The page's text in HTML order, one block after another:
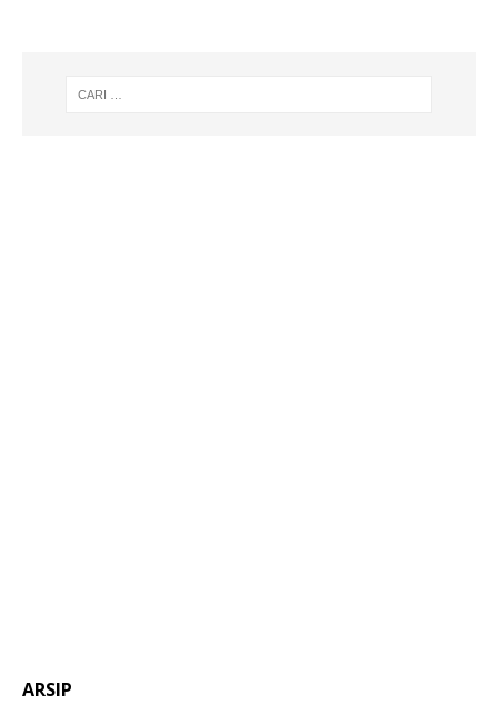
ARSIP